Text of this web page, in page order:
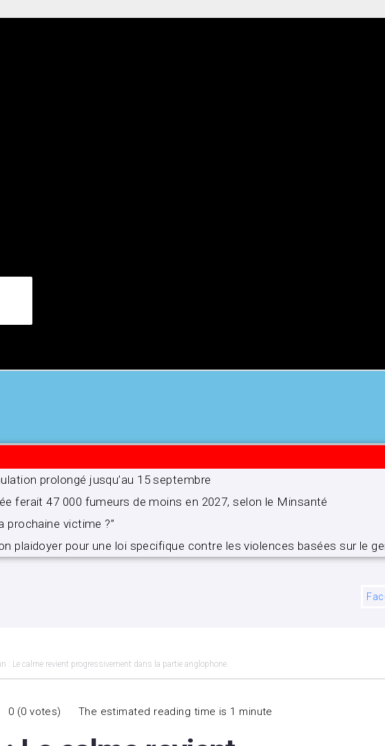
prolongé jusqu’au 15 septembre
ferait 47 000 fumeurs de moins en 2027, selon le Minsanté
prochaine victime ?”
plaidoyer pour une loi specifique contre les violences basées sur le
: Le calme revient progressivement dans la partie anglophone.
0 (0 votes) The estimated reading time is 1 minute